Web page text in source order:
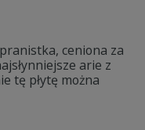
ceniona za
arie z
tę płytę można